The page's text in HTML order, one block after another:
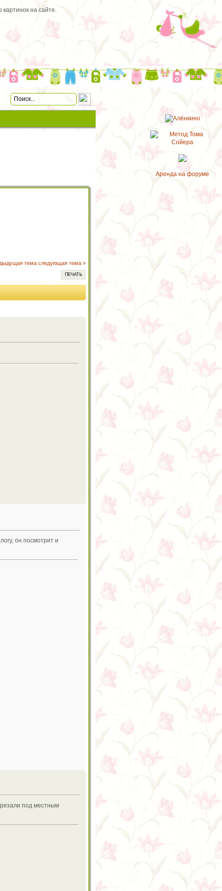
на сайте.
тема следующая тема »
ПЕЧАТЬ
он посмотрит и
под местным
Аренда на форуме